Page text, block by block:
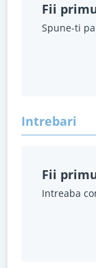
Fii
Spune-ti
Intrebari
Fii
Intreaba